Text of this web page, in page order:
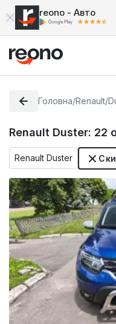
reono - Авто
Головна/Renault/
Renault Duster: 22
Renault Duster